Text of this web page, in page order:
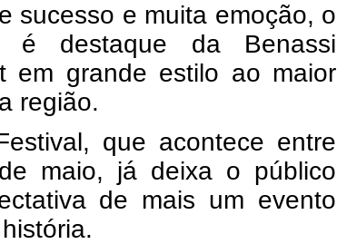
sucesso e muita emoção, o
é destaque da Benassi
em grande estilo ao maior
região.
que acontece entre
maio, já deixa o público
de mais um evento